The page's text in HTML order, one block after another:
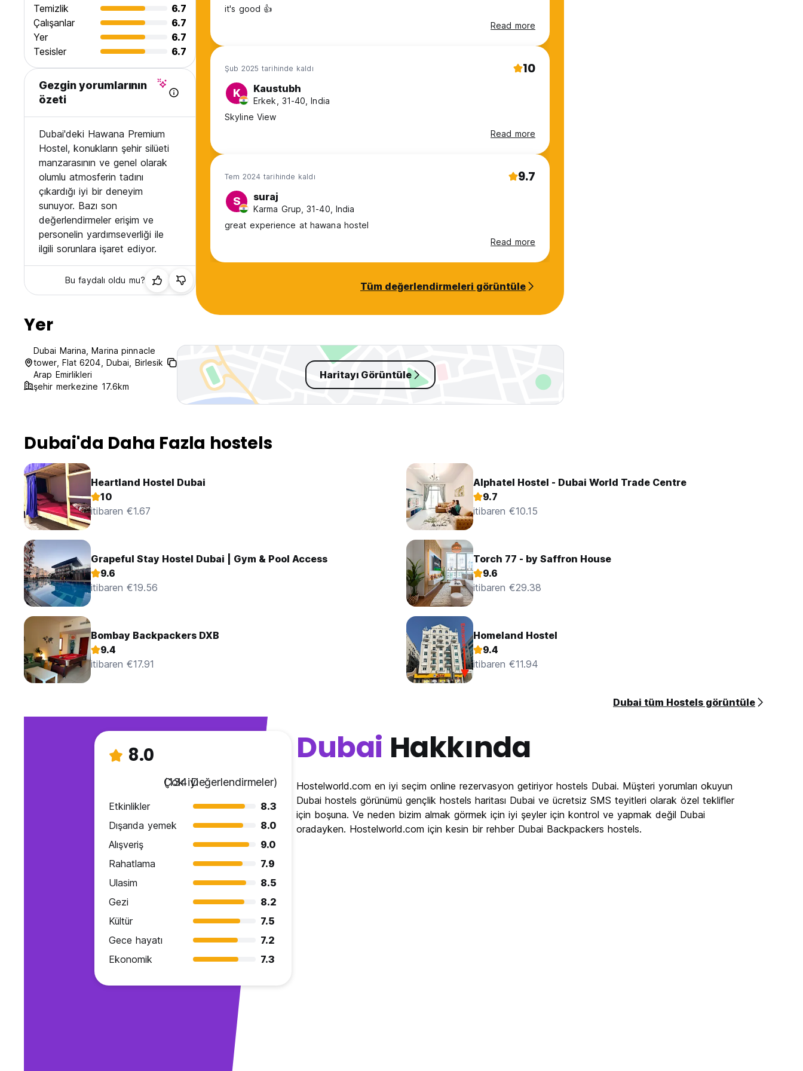
Kahvaltı dahil değildir.
Genel:
24 saat resepsiyon.
Sokağa çıkma yasağı yok.
(Auto-translated from original language)
Temizlik
6.7
Çalışanlar
6.7
Yer
6.7
Tesisler
6.7
Gezgin yorumlarının
özeti
Dubai'deki Hawana Premium
Hostel, konukların şehir silüeti
manzarasının ve genel olarak
olumlu atmosferin tadını
çıkardığı iyi bir deneyim
sunuyor. Bazı son
değerlendirmeler erişim ve
personelin yardımseverliği ile
ilgili sorunlara işaret ediyor.
Bu faydalı oldu mu?
it's good 👍
Read more
Şub 2025 tarihinde kaldı 10
K Kaustubh
Erkek, 31-40, India
Skyline View
Read more
Tem 2024 tarihinde kaldı 9.7
S suraj
Karma Grup, 31-40, India
great experience at hawana hostel
Read more
Tüm değerlendirmeleri görüntüle
Yer
Dubai Marina, Marina pinnacle
tower, Flat 6204, Dubai, Birlesik
Arap Emirlikleri
şehir merkezine 17.6km
Haritayı Görüntüle
Dubai'da Daha Fazla hostels
Heartland Hostel Dubai
10
itibaren €1.67
Alphatel Hostel - Dubai World Trade Centre
9.7
itibaren €10.15
Grapeful Stay Hostel Dubai | Gym & Pool Access
9.6
itibaren €19.56
Torch 77 - by Saffron House
9.6
itibaren €29.38
Bombay Backpackers DXB
9.4
itibaren €17.91
Homeland Hostel
9.4
itibaren €11.94
Dubai tüm Hostels görüntüle
8.0
Çok iyi
(134 Değerlendirmeler)
Etkinlikler
8.3
Dışarıda yemek
8.0
Alışveriş
9.0
Rahatlama
7.9
Ulasim
8.5
Gezi
8.2
Kültür
7.5
Gece hayatı
7.2
Ekonomik
7.3
Dubai Hakkında
Hostelworld.com en iyi seçim online rezervasyon getiriyor hostels Dubai. Müşteri yorumları okuyun
Dubai hostels görünümü gençlik hostels haritası Dubai ve ücretsiz SMS teyitleri olarak özel teklifler
için boşuna. Ve neden bizim almak görmek için iyi şeyler için kontrol ve yapmak değil Dubai
oradayken. Hostelworld.com için kesin bir rehber Dubai Backpackers hostels.